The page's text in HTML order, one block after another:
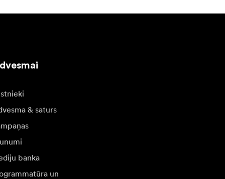
& saturs
banka
un